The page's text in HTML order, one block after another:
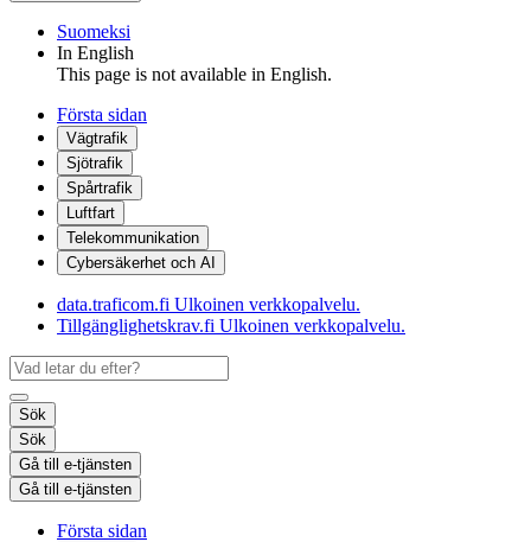
Suomeksi
In English
This page is not available in English.
Första sidan
Vägtrafik
Sjötrafik
Spårtrafik
Luftfart
Telekommunikation
Cybersäkerhet och AI
data.traficom.fi Ulkoinen verkkopalvelu.
Tillgänglighetskrav.fi Ulkoinen verkkopalvelu.
Sök
Sök
Gå till e-tjänsten
Gå till e-tjänsten
Första sidan